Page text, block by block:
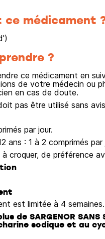
ce médicament
?
ce médicament en
de votre médecin ou
en cas de doute.
pas être utilisé sans
par jour.
ans : 1 à 2 comprimés par
croquer, de préférence
est limitée à 4 semaines.
de SARGENOR
sodique et au